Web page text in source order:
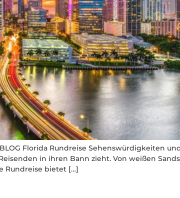
Florida Rundreise Sehenswürdigkeiten
in ihren Bann zieht. Von weißen
Rundreise bietet […]